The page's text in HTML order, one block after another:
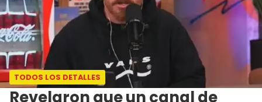
TODOS LOS DETALLES
Revelaron que un canal de